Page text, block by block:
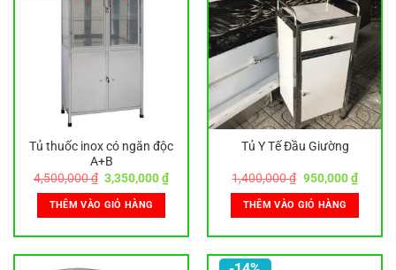
Tủ thuốc inox có ngăn độc
A+B
4,500,000₫ Giá
gốc
là:
4,500,000 ₫.
3,350,000₫Giá
hiện
3,350,000 ₫.
THÊM VÀO GIỎ HÀNG
Tủ Y Tế Đầu Giường
1,400,000₫ Giá
là:
1,400,000 ₫.
950,000₫Giá
hiện
THÊM VÀO GIỎ HÀNG